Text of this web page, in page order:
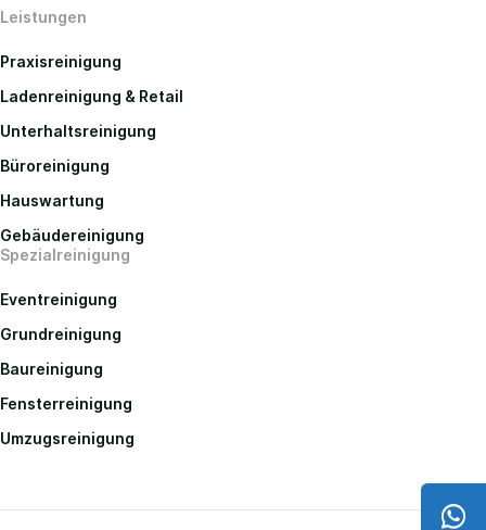
Leistungen
Praxisreinigung
Ladenreinigung & Retail
Unterhaltsreinigung
Büroreinigung
Hauswartung
Gebäudereinigung
Spezialreinigung
Eventreinigung
Grundreinigung
Baureinigung
Fensterreinigung
Umzugsreinigung